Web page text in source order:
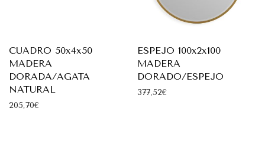
CUADRO 50x4x50
MADERA
DORADA/AGATA
NATURAL
205,70€
ESPEJO 100x2x100
MADERA
DORADO/ESPEJO
377,52€